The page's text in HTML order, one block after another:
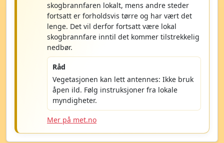
skogbrannfaren lokalt, mens andre steder
fortsatt er forholdsvis tørre og har vært det
lenge. Det vil derfor fortsatt være lokal
skogbrannfare inntil det kommer tilstrekkelig
nedbør.
Råd
Vegetasjonen kan lett antennes: Ikke bruk
åpen ild. Følg instruksjoner fra lokale
myndigheter.
Mer på met.no